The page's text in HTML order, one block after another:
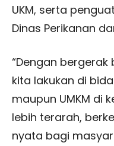
UKM, serta
Dinas Perikanan
“Dengan
kita lakukan di
maupun UMKM di
lebih terarah,
nyata bagi